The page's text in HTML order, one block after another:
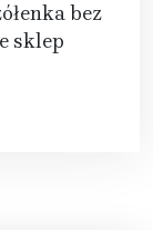
bez
sklep